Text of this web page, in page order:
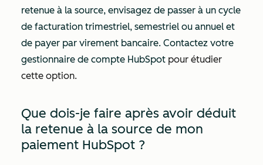
retenue à la source, envisagez de passer à un cycle
de facturation trimestriel, semestriel ou annuel et
de payer par virement bancaire. Contactez votre
gestionnaire de compte HubSpot pour étudier
cette option.
Que dois-je faire après avoir déduit
la retenue à la source de mon
paiement HubSpot ?